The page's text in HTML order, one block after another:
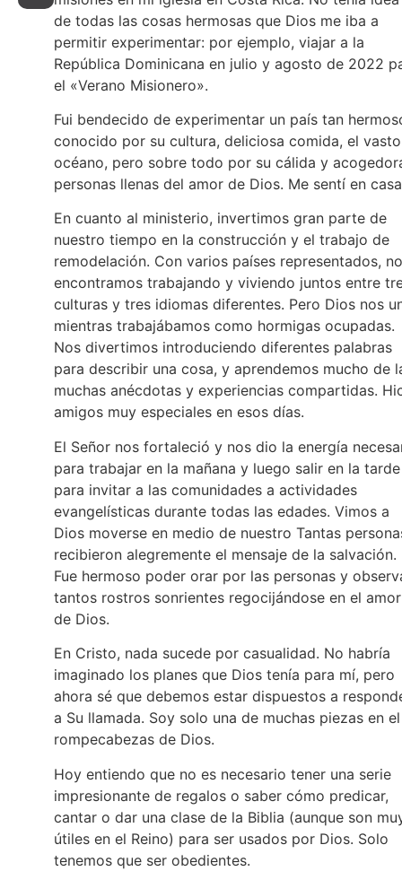
de todas las cosas hermosas que Dios me iba a
permitir experimentar: por ejemplo, viajar a la
República Dominicana en julio y agosto de 2022
el «Verano Misionero».
Fui bendecido de experimentar un país tan
conocido por su cultura, deliciosa comida, el vasto
océano, pero sobre todo por su cálida y
personas llenas del amor de Dios. Me sentí en
En cuanto al ministerio, invertimos gran parte de
nuestro tiempo en la construcción y el trabajo de
remodelación. Con varios países representados,
encontramos trabajando y viviendo juntos entre
culturas y tres idiomas diferentes. Pero Dios nos
mientras trabajábamos como hormigas ocupadas.
Nos divertimos introduciendo diferentes palabras
para describir una cosa, y aprendemos mucho de
muchas anécdotas y experiencias compartidas.
amigos muy especiales en esos días.
El Señor nos fortaleció y nos dio la energía
para trabajar en la mañana y luego salir en la tarde
para invitar a las comunidades a actividades
evangelísticas durante todas las edades. Vimos a
Dios moverse en medio de nuestro Tantas
recibieron alegremente el mensaje de la salvación.
Fue hermoso poder orar por las personas y
tantos rostros sonrientes regocijándose en el amor
de Dios.
En Cristo, nada sucede por casualidad. No habría
imaginado los planes que Dios tenía para mí, pero
ahora sé que debemos estar dispuestos a
a Su llamada. Soy solo una de muchas piezas en el
rompecabezas de Dios.
Hoy entiendo que no es necesario tener una serie
impresionante de regalos o saber cómo predicar,
cantar o dar una clase de la Biblia (aunque son
útiles en el Reino) para ser usados por Dios. Solo
tenemos que ser obedientes.